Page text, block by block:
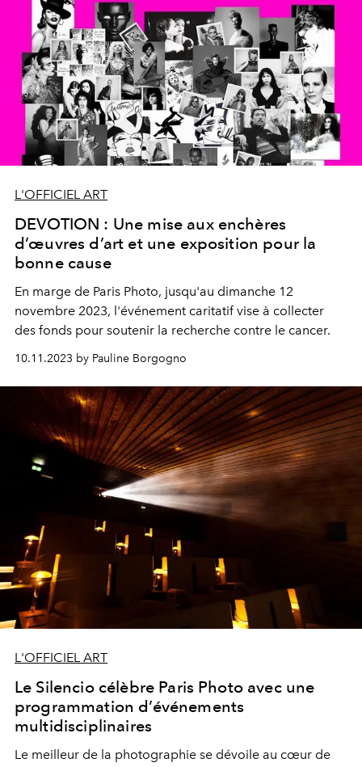
L'OFFICIEL ART
DEVOTION : Une mise aux enchères
d’œuvres d’art et une exposition pour la
bonne cause
En marge de Paris Photo, jusqu'au dimanche 12
novembre 2023, l'événement caritatif vise à collecter
des fonds pour soutenir la recherche contre le cancer.
10.11.2023 by Pauline Borgogno
L'OFFICIEL ART
Le Silencio célèbre Paris Photo avec une
programmation d’événements
multidisciplinaires
Le meilleur de la photographie se dévoile au cœur de